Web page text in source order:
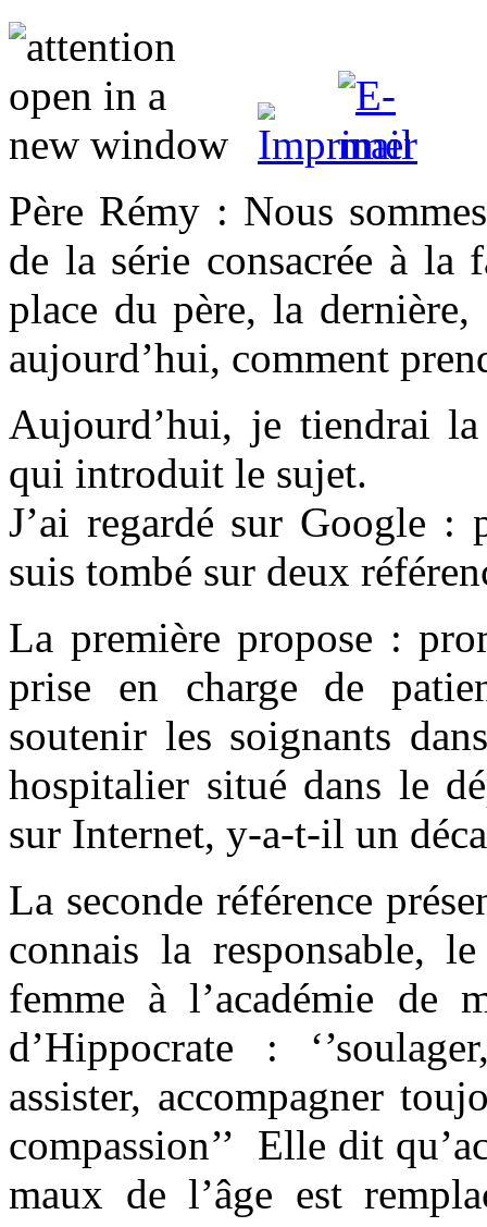
Père Rémy : Nous
de la série consacrée à
place du père, la
aujourd’hui, comment
Aujourd’hui, je tiendrai
qui introduit le sujet.
J’ai regardé sur Google :
suis tombé sur deux
La première propose :
prise en charge de
soutenir les soignants
hospitalier situé dans le
sur Internet, y-a-t-il un
La seconde référence
connais la responsable,
femme à l’académie de
d’Hippocrate :
assister, accompagner
compassion’’ Elle dit
maux de l’âge est